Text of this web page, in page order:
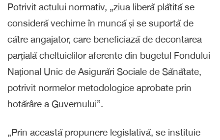
Potrivit actului normativ, „ziua liberă plătită se
consideră vechime în muncă și se suportă de
către angajator, care beneficiază de decontarea
parțială cheltuielilor aferente din bugetul Fondului
Național Unic de Asigurări Sociale de Sănătate,
potrivit normelor metodologice aprobate prin
hotărâre a Guvernului”.
„Prin această propunere legislativă, se instituie